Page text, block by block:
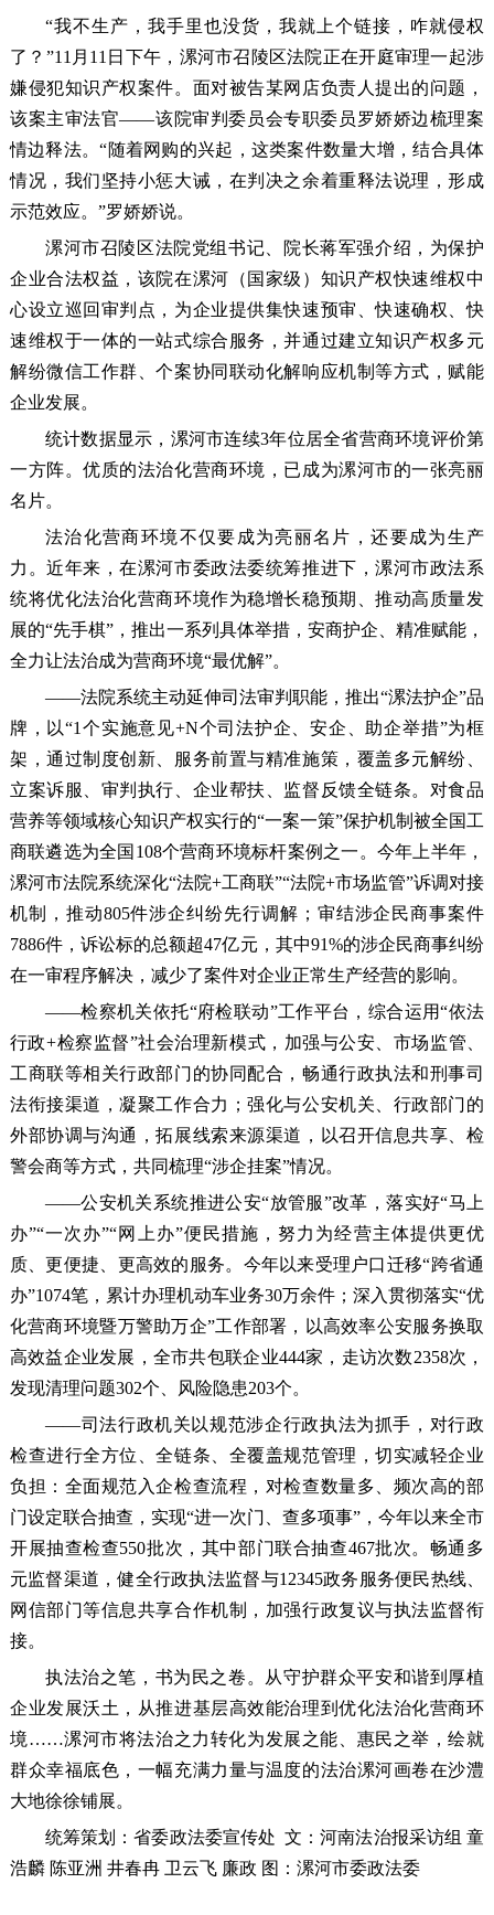
“我不生产，我手里也没货，我就上个链接，咋就侵权
了？”11月11日下午，漯河市召陵区法院正在开庭审理一起涉
嫌侵犯知识产权案件。面对被告某网店负责人提出的问题，
该案主审法官——该院审判委员会专职委员罗娇娇边梳理案
情边释法。“随着网购的兴起，这类案件数量大增，结合具体
情况，我们坚持小惩大诫，在判决之余着重释法说理，形成
示范效应。”罗娇娇说。
漯河市召陵区法院党组书记、院长蒋军强介绍，为保护
企业合法权益，该院在漯河（国家级）知识产权快速维权中
心设立巡回审判点，为企业提供集快速预审、快速确权、快
速维权于一体的一站式综合服务，并通过建立知识产权多元
解纷微信工作群、个案协同联动化解响应机制等方式，赋能
企业发展。
统计数据显示，漯河市连续3年位居全省营商环境评价第
一方阵。优质的法治化营商环境，已成为漯河市的一张亮丽
名片。
法治化营商环境不仅要成为亮丽名片，还要成为生产
力。近年来，在漯河市委政法委统筹推进下，漯河市政法系
统将优化法治化营商环境作为稳增长稳预期、推动高质量发
展的“先手棋”，推出一系列具体举措，安商护企、精准赋能，
全力让法治成为营商环境“最优解”。
——法院系统主动延伸司法审判职能，推出“漯法护企”品
牌，以“1个实施意见+N个司法护企、安企、助企举措”为框
架，通过制度创新、服务前置与精准施策，覆盖多元解纷、
立案诉服、审判执行、企业帮扶、监督反馈全链条。对食品
营养等领域核心知识产权实行的“一案一策”保护机制被全国工
商联遴选为全国108个营商环境标杆案例之一。今年上半年，
漯河市法院系统深化“法院+工商联”“法院+市场监管”诉调对接
机制，推动805件涉企纠纷先行调解；审结涉企民商事案件
7886件，诉讼标的总额超47亿元，其中91%的涉企民商事纠纷
在一审程序解决，减少了案件对企业正常生产经营的影响。
——检察机关依托“府检联动”工作平台，综合运用“依法
行政+检察监督”社会治理新模式，加强与公安、市场监管、
工商联等相关行政部门的协同配合，畅通行政执法和刑事司
法衔接渠道，凝聚工作合力；强化与公安机关、行政部门的
外部协调与沟通，拓展线索来源渠道，以召开信息共享、检
警会商等方式，共同梳理“涉企挂案”情况。
——公安机关系统推进公安“放管服”改革，落实好“马上
办”“一次办”“网上办”便民措施，努力为经营主体提供更优
质、更便捷、更高效的服务。今年以来受理户口迁移“跨省通
办”1074笔，累计办理机动车业务30万余件；深入贯彻落实“优
化营商环境暨万警助万企”工作部署，以高效率公安服务换取
高效益企业发展，全市共包联企业444家，走访次数2358次，
发现清理问题302个、风险隐患203个。
——司法行政机关以规范涉企行政执法为抓手，对行政
检查进行全方位、全链条、全覆盖规范管理，切实减轻企业
负担：全面规范入企检查流程，对检查数量多、频次高的部
门设定联合抽查，实现“进一次门、查多项事”，今年以来全市
开展抽查检查550批次，其中部门联合抽查467批次。畅通多
元监督渠道，健全行政执法监督与12345政务服务便民热线、
网信部门等信息共享合作机制，加强行政复议与执法监督衔
接。
执法治之笔，书为民之卷。从守护群众平安和谐到厚植
企业发展沃土，从推进基层高效能治理到优化法治化营商环
境……漯河市将法治之力转化为发展之能、惠民之举，绘就
群众幸福底色，一幅充满力量与温度的法治漯河画卷在沙澧
大地徐徐铺展。
统筹策划：省委政法委宣传处 文：河南法治报采访组 童
浩麟 陈亚洲 井春冉 卫云飞 廉政 图：漯河市委政法委